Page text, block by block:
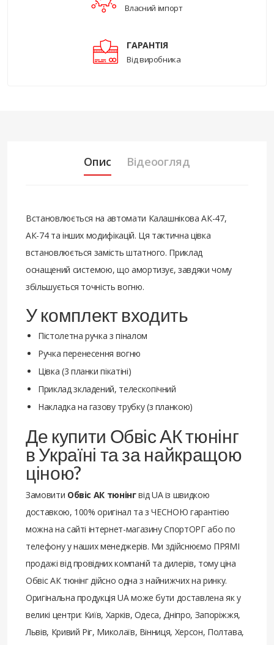
Власний імпорт
ГАРАНТІЯ
Від виробника
Опис Відеоогляд
Встановлюється на автомати Калашнікова АК-47,
АК-74 та інших модифікацій. Ця тактична цівка
встановлюється замість штатного. Приклад
оснащений системою, що амортизує, завдяки чому
збільшується точність вогню.
У комплект входить
Пістолетна ручка з піналом
Ручка перенесення вогню
Цівка (3 планки пікатіні)
Приклад зкладений, телескопічний
Накладка на газову трубку (з планкою)
Де купити Обвіс АК тюнінг
в Україні та за найкращою
ціною?
Замовити Обвіс АК тюнінгвід UA із швидкою
доставкою, 100% оригінал та з ЧЕСНОЮ гарантією
можна на сайті інтернет-магазину СпортОРГ або по
телефону у наших менеджерів. Ми здійснюємо ПРЯМІ
продажі від провідних компаній та дилерів, тому ціна
Обвіс АК тюнінг дійсно одна з найнижчих на ринку.
Оригінальна продукція UA може бути доставлена ​​як у
великі центри: Київ, Харків, Одеса, Дніпро, Запоріжжя,
Львів, Кривий Ріг, Миколаїв, Вінниця, Херсон, Полтава,